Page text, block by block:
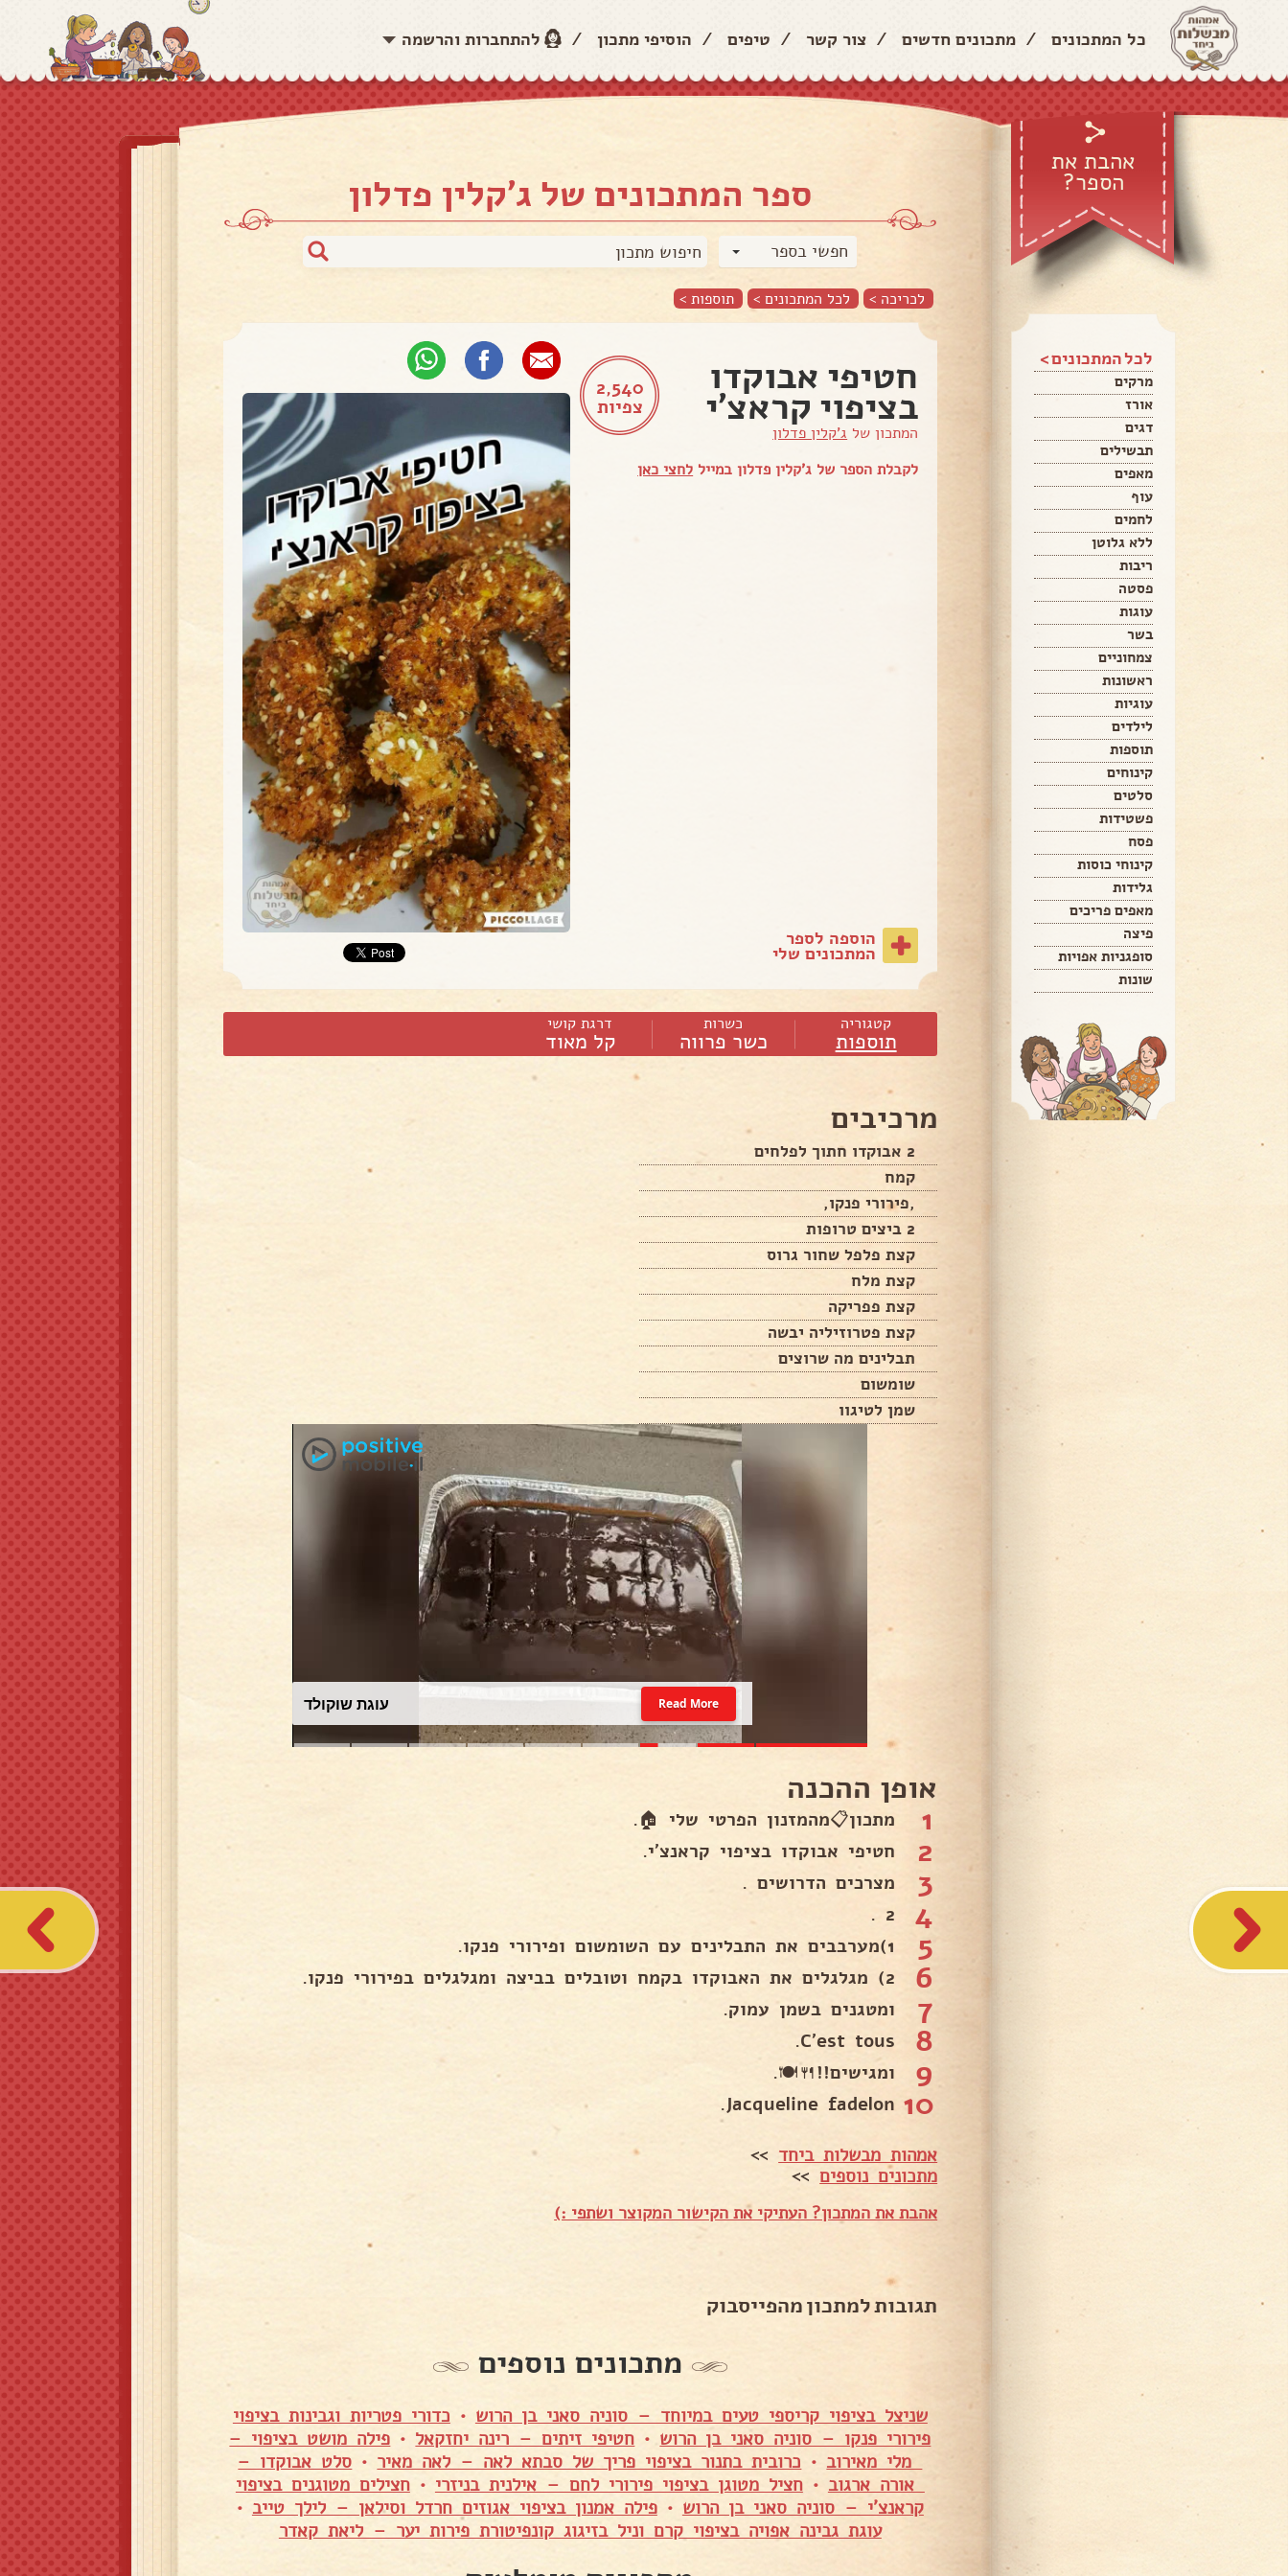
כל המתכונים / מתכונים חדשים / צור קשר / טיפים / הוסיפי מתכון / להתחברות והרשמה
אהבת את
הספר?
לכל המתכונים >
מרקים
אורז
דגים
תבשילים
מאפים
עוף
לחמים
ללא גלוטן
ריבות
פסטה
עוגות
בשר
צמחוניים
ראשונות
עוגיות
לילדים
תוספות
קינוחים
סלטים
פשטידות
פסח
קינוחי כוסות
גלידות
מאפים פריכים
פיצה
סופגניות אפויות
שונות
ספר המתכונים של ג'קלין פדלון
חפשי בספר
לכריכה > לכל המתכונים > תוספות >
2,540
צפיות
חטיפי אבוקדו
בציפוי קראצ'י
המתכון של ג'קלין פדלון
לקבלת הספר של ג'קלין פדלון במייל לחצי כאן
הוספה לספר
המתכונים שלי
קטגוריה
תוספות
כשרות
כשר פרווה
דרגת קושי
קל מאוד
מרכיבים
2 אבוקדו חתוך לפלחים
קמח
,פירורי פנקו,
2 ביצים טרופות
קצת פלפל שחור גרוס
קצת מלח
קצת פפריקה
קצת פטרוזיליה יבשה
תבלינים מה שרוצים
שומשום
שמן לטיגוו
עוגת שוקולד Read More
אופן ההכנה
1 מתכון📋מהמזנון הפרטי שלי 🏠.
2 חטיפי אבוקדו בציפוי קראנצ'י.
3 מצרכים הדרושים .
4
2 .
5 1)מערבבים את התבלינים עם השומשום ופירורי פנקו.
6 2) מגלגלים את האבוקדו בקמח וטובלים בביצה ומגלגלים בפירורי פנקו.
7 ומטגנים בשמן עמוק.
8
C'est tous.
9 ומגישים!!🍴🍽.
10
Jacqueline fadelon.
אמהות מבשלות ביחד>>
מתכונים נוספים>>
אהבת את המתכון? העתיקי את הקישור המקוצר ושתפי :)
תגובות למתכון מהפייסבוק
מתכונים נוספים
שניצל בציפוי קריספי טעים במיוחד – סוניה סאני בן הרוש •כדורי פטריות וגבינות בציפוי
פירורי פנקו – סוניה סאני בן הרוש•חטיפי זיתים – רינה יחזקאל•פילה מושט בציפוי –
מלי מאירוב•כרובית בתנור בציפוי פריך של סבתא לאה – לאה מאיר•סלט אבוקדו –
אורה ארגוב •חציל מטוגן בציפוי פירורי לחם – אילנית בניזרי•חצילים מטוגנים בציפוי
קראנצ'י – סוניה סאני בן הרוש •פילה אמנון בציפוי אגוזים חרדל וסילאן – לילך טייב •
עוגת גבינה אפויה בציפוי קרם וניל בזיגוג קונפיטורת פירות יער – ליאת קאדר